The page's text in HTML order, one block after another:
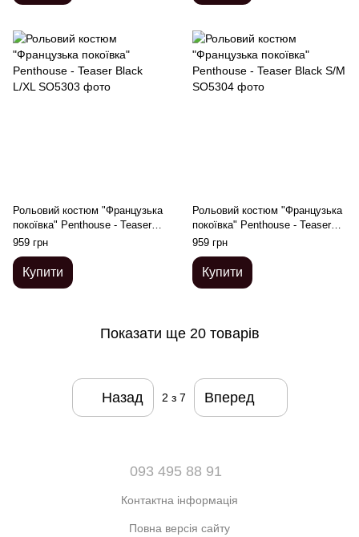
Рольовий костюм "Французька
покоївка" Penthouse - Teaser
Black L/XL
959 грн
Купити
Рольовий костюм "Французька
покоївка" Penthouse - Teaser
Black S/M
959 грн
Купити
Показати ще 20 товарів
Назад 2 з 7 Вперед
093 495 88 91
Контактна інформація
Повна версія сайту